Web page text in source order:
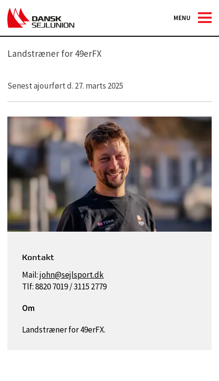
MENU
John Pink
Landstræner for 49erFX
Senest ajourført d. 27. marts 2025
Kontakt
Mail:john@sejlsport.dk
Tlf: 8820 7019 / 3115 2779
Om
Landstræner for 49erFX.